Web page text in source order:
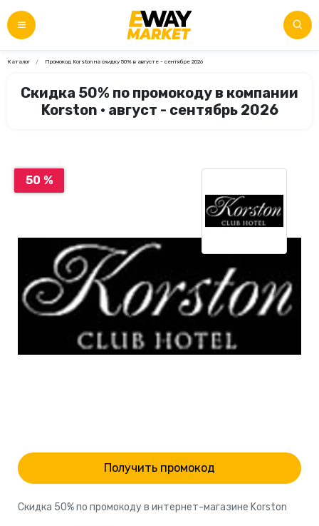
Каталог Промокод Korston на скидку 50% в августе - сентябре 2026
Скидка 50% по промокоду в компании
Korston • август - сентябрь 2026
50 %
Получить промокод
Скидка 50% по промокоду в интернет-магазине Korston